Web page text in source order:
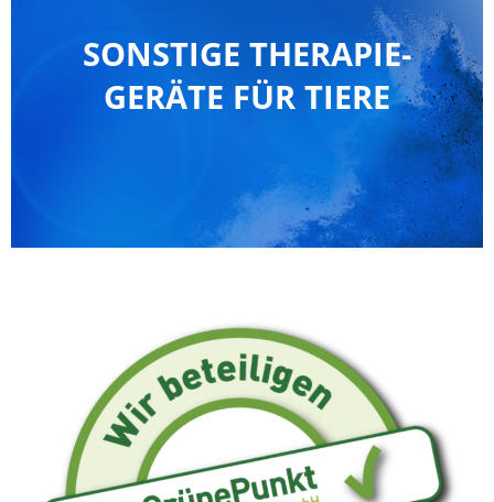
SONSTIGE THERAPIE­
GERÄTE FÜR TIERE